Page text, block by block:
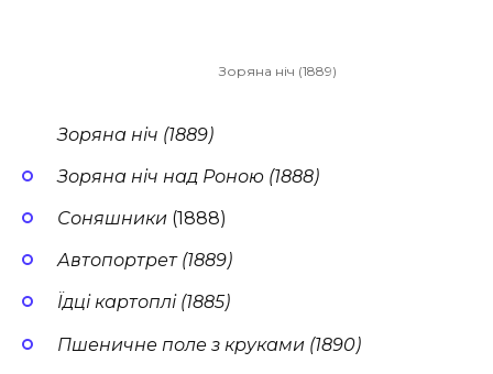
Зоряна ніч (1889)
Зоряна ніч (1889)
Зоряна ніч над Роною (1888)
Соняшники (1888)
Автопортрет (1889)
Їдці картоплі (1885)
Пшеничне поле з круками (1890)